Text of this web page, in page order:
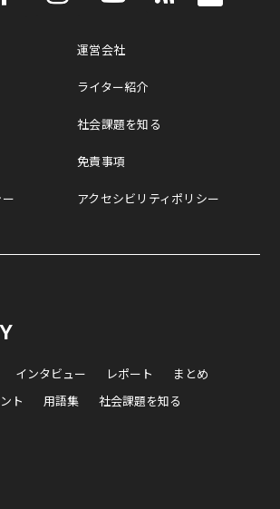
運営会社
ライター紹介
社会課題を知る
免責事項
アクセシビリティポリシー
インタビュー レポート
まとめ
ト 用語集 社会課題を知る